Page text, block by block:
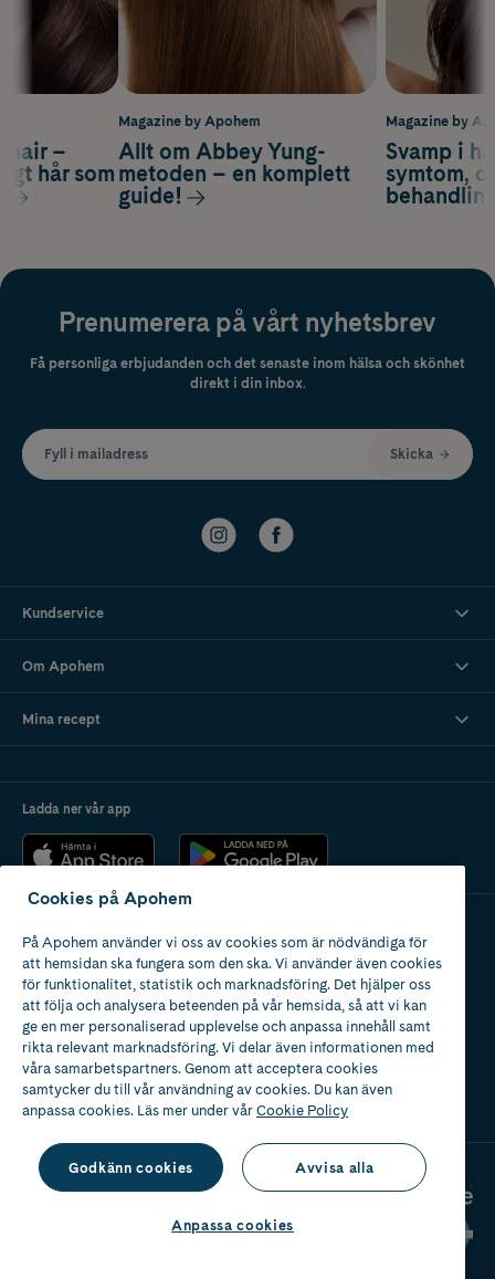
Magazine by
Svamp i
symtom,
hair –
hår som
Magazine by Apohem
Allt om Abbey Yung-
metoden – en komplett
guide!
Prenumerera på vårt nyhetsbrev
Få personliga erbjudanden och det senaste inom hälsa och skönhet
direkt i din inbox.
Fyll i mailadress Skicka
Kundservice
Om Apohem
Mina recept
Ladda ner vår app
Apotek med tillstånd
av Läkemedelsverket
Cookies på Apohem
På Apohem använder vi oss av cookies som är nödvändiga för
att hemsidan ska fungera som den ska. Vi använder även cookies
för funktionalitet, statistik och marknadsföring. Det hjälper oss
att följa och analysera beteenden på vår hemsida, så att vi kan
ge en mer personaliserad upplevelse och anpassa innehåll samt
rikta relevant marknadsföring. Vi delar även informationen med
våra samarbetspartners. Genom att acceptera cookies
samtycker du till vår användning av cookies. Du kan även
anpassa cookies. Läs mer under vårCookie Policy
Godkänn cookies Avvisa alla
Anpassa cookies